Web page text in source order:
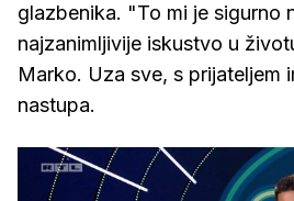
glazbenika. "To mi je sigurno
najzanimljivije iskustvo u
Marko. Uza sve, s prijateljem
nastupa.